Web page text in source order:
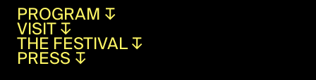
PROGRAM ↧
VISIT↧
THE FESTIVAL↧
PRESS ↧